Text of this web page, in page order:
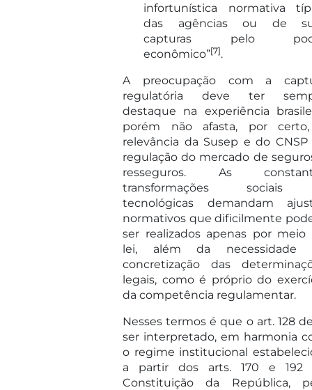
infortunística normativa
das agências ou de
capturas pelo
econômico”[7].
A preocupação com a
regulatória deve ter
destaque na experiência
porém não afasta, por
relevância da Susep e do CNSP
regulação do mercado de
resseguros. As
transformações
tecnológicas demandam
normativos que dificilmente
ser realizados apenas por meio
lei, além da necessidade
concretização das
legais, como é próprio do
da competência regulamentar.
Nesses termos é que o art. 128
ser interpretado, em harmonia
o regime institucional
a partir dos arts. 170 e 192
Constituição da República,